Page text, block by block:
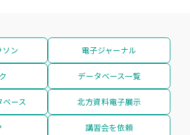
ン 電子ジャーナル
データベース一覧
ース 北方資料電子展示
講習会を依頼